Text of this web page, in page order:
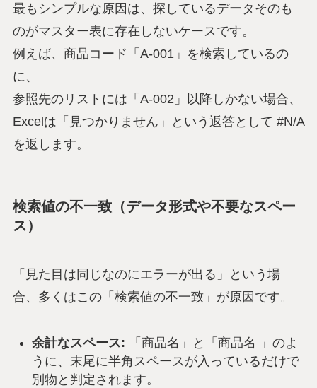
最もシンプルな原因は、探しているデータそのも
のがマスター表に存在しないケースです。
例えば、商品コード「A-001」を検索しているの
に、
参照先のリストには「A-002」以降しかない場合、
Excelは「見つかりません」という返答として #N/A
を返します。
検索値の不一致（データ形式や不要なスペー
ス）
「見た目は同じなのにエラーが出る」という場
合、多くはこの「検索値の不一致」が原因です。
余計なスペース: 「商品名」と「商品名 」のよ
うに、末尾に半角スペースが入っているだけで
別物と判定されます。